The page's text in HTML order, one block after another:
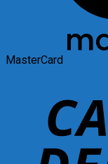
MasterCard